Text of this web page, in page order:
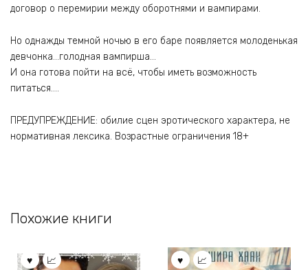
договор о перемирии между оборотнями и вампирами.
Но однажды темной ночью в его баре появляется молоденькая
девчонка…голодная вампирша…
И она готова пойти на всё, чтобы иметь возможность
питаться….
ПРЕДУПРЕЖДЕНИЕ: обилие сцен эротического характера, не
нормативная лексика. Возрастные ограничения 18+
Похожие книги